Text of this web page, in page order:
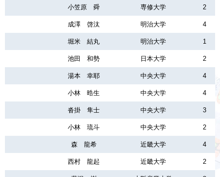
小笠原 舜 専修大学 2
成澤 啓汰 明治大学 4
堀米 結丸 明治大学 1
池田 和勢 日本大学 2
湯本 幸耶 中央大学 4
小林 晧生 中央大学 4
沓掛 隼士 中央大学 3
小林 琉斗 中央大学 2
森 龍希 近畿大学 4
西村 龍起 近畿大学 2